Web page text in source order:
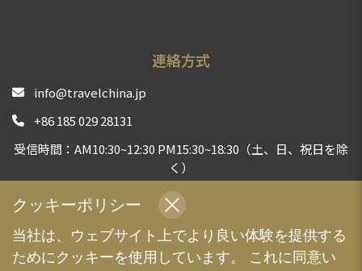
連絡方式
info@travelchina.jp
+86 185 029 28131
受信時間：AM10:30~12:30 PM15:30~18:30（土、日、祝日を除
く）
中国現地旅行会社として、安心安全な旅行体験をお届けする
よう、全力でサポートいたします | TravelChina
クッキーポリシー
当社は、ウェブサイト上でより良い体験を提供する
ためにクッキーを使用しています。 これに同意い